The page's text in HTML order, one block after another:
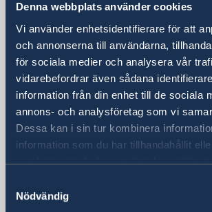
Denna webbplats använder cookies
Vi använder enhetsidentifierare för att
och annonserna till användarna,
för sociala medier och analysera vår
vidarebefordrar även sådana
information från din enhet till de sociala
annons- och analysföretag som vi
Dessa kan i sin tur kombinera
information som du har tillhandahållit
samlat in när du har använt deras
Nödvändig
Besöksadress
Adgar 360, 24 tr.
Hashlosha Street 2
Tel Aviv
Postadress
Embassy of Sweden
P.O.B. 9393
Tel Aviv 6109301
Israel
Telefonnummer
+972 3 718 00 00